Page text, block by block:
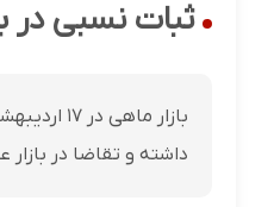
ثبات نسبی در بازار
بازار
داشته و تقاضا در